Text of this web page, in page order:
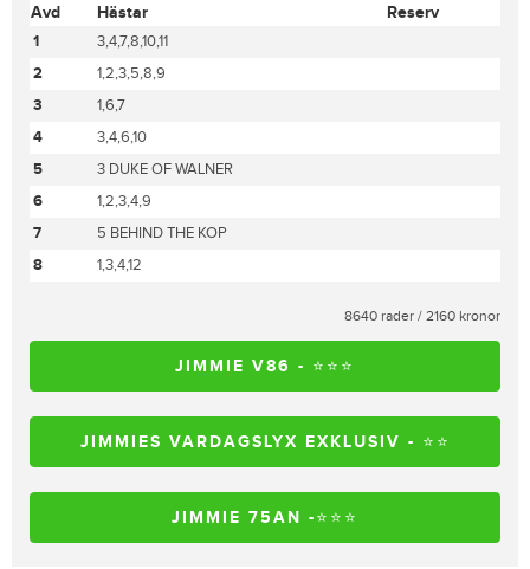
Avd Hästar Reserv
1
3,4,7,8,10,11
2
1,2,3,5,8,9
3
1,6,7
4
3,4,6,10
5
3 DUKE OF WALNER
6
1,2,3,4,9
7
5 BEHIND THE KOP
8
1,3,4,12
8640 rader / 2160 kronor
JIMMIE V86 - ⭐️⭐️⭐️
JIMMIES VARDAGSLYX EXKLUSIV - ⭐️⭐️
JIMMIE 75AN -⭐️⭐️⭐️